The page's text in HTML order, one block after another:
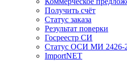
Получить счёт
Статус заказа
Результат поверки
Госреестр СИ
Статус ОСИ МИ 2426-
ImportNET